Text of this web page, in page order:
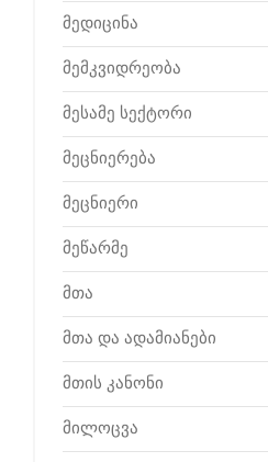
მედიცინა
მემკვიდრეობა
მესამე სექტორი
მეცნიერება
მეცნიერი
მეწარმე
მთა
მთა და ადამიანები
მთის კანონი
მილოცვა